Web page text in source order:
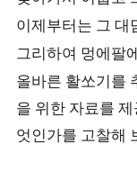
이제부터는 그 대
그리하여 멍에팔
올바른 활쏘기를
을 위한 자료를
엇인가를 고찰해